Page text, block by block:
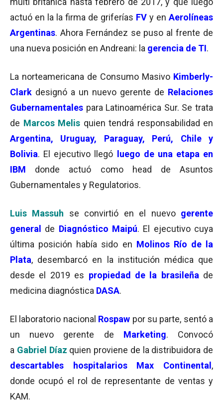
actuó en la la firma de griferías FV y en Aerolíneas
Argentinas. Ahora Fernández se puso al frente de
una nueva posición en Andreani: la gerencia de TI.
La norteamericana de Consumo Masivo Kimberly-
Clark designó a un nuevo gerente de Relaciones
Gubernamentales para Latinoamérica Sur. Se trata
de Marcos Melis quien tendrá responsabilidad en
Argentina, Uruguay, Paraguay, Perú, Chile y
Bolivia. El ejecutivo llegó luego de una etapa en
IBM donde actuó como head de Asuntos
Gubernamentales y Regulatorios.
Luis Massuh se convirtió en el nuevo gerente
general
de Diagnóstico Maipú. El ejecutivo cuya
última posición había sido en Molinos Río de la
Plata, desembarcó en la institución médica que
desde el 2019 es propiedad de la brasileña de
medicina diagnóstica DASA.
El laboratorio nacional Rospaw por su parte, sentó a
un nuevo gerente de Marketing. Convocó
a Gabriel Díaz quien proviene de la distribuidora de
descartables hospitalarios
Max Continental ,
donde ocupó el rol de representante de ventas y
KAM.